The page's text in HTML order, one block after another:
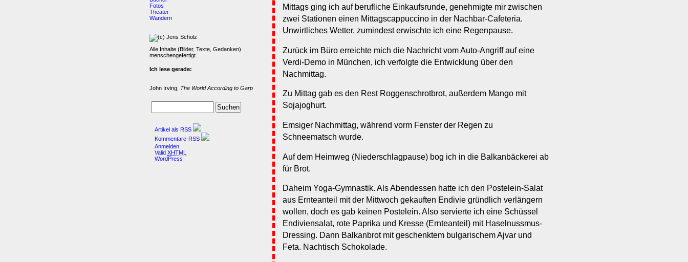
Mittags ging ich auf berufliche Einkaufsrunde, genehmigte mir zwischen
zwei Stationen einen Mittagscappuccino in der Nachbar-Cafeteria.
Unwirtliches Wetter, zumindest erwischte ich eine Regenpause.
Zurück im Büro erreichte mich die Nachricht vom Auto-Angriff auf eine
Verdi-Demo in München, ich verfolgte die Entwicklung über den
Nachmittag.
Zu Mittag gab es den Rest Roggenschrotbrot, außerdem Mango mit
Sojajoghurt.
Emsiger Nachmittag, während vorm Fenster der Regen zu
Schneematsch wurde.
Auf dem Heimweg (Niederschlagpause) bog ich in die Balkanbäckerei ab
für Brot.
Daheim Yoga-Gymnastik. Als Abendessen hatte ich den Postelein-Salat
aus Ernteanteil mit der Mittwoch gekauften Endivie gründlich verlängern
wollen, doch es gab keinen Postelein. Also servierte ich eine Schüssel
Endiviensalat, rote Paprika und Kresse (Ernteanteil) mit Haselnussmus-
Dressing. Dann Balkanbrot mit geschenktem bulgarischem Ajvar und
Feta. Nachtisch Schokolade.
Fotos
Theater
Wandern
Alle Inhalte (Bilder, Texte, Gedanken)
menschengefertigt.
Ich lese gerade:
John Irving, The World According to Garp
Artikel als RSS
Kommentare-RSS
Anmelden
Valid XHTML
WordPress